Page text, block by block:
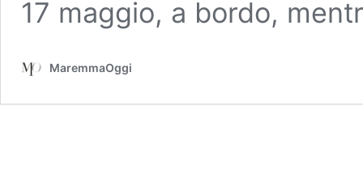
17 maggio, a bordo,
MaremmaOggi